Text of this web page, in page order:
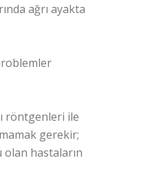
ağrı ayakta
röntgenleri ile
gerekir;
hastaların